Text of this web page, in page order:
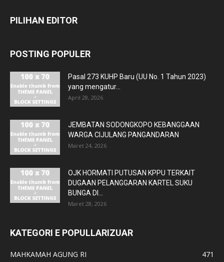
PILIHAN EDITOR
POSTING POPULER
Pasal 273 KUHP Baru (UU No. 1 Tahun 2023)
yang mengatur...
April 28, 2026
JEMBATAN SODONGKOPO KEBANGGAAN
WARGA CIJULANG PANGANDARAN
Maret 24, 2026
OJK HORMATI PUTUSAN KPPU TERKAIT
DUGAAN PELANGGARAN KARTEL SUKU
BUNGA DI...
Maret 28, 2026
KATEGORI E POPULLARIZUAR
MAHKAMAH AGUNG RI
471